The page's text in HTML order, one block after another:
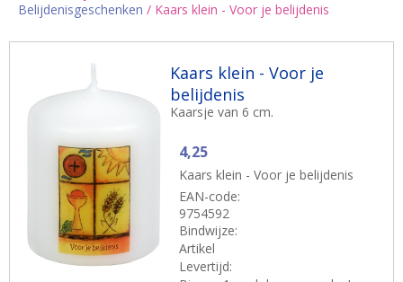
Winkelwagen:
Belijdenisgeschenken / Kaars klein - Voor je belijdenis
Kaars klein - Voor je
belijdenis
Kaarsje van 6 cm.
4,25
Kaars klein - Voor je belijdenis
EAN-code:
9754592
Bindwijze:
Artikel
Levertijd: